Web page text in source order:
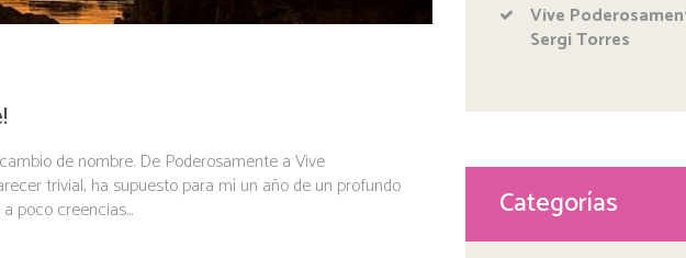
de nombre. De Poderosamente a Vive
trivial, ha supuesto para mí un año de un profundo
poco creencias...
Vive
Sergi Torres
Categorías